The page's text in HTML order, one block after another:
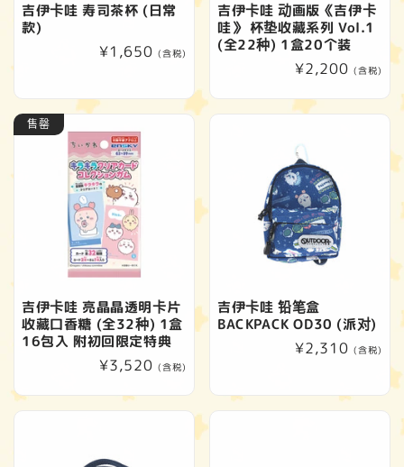
吉伊卡哇 寿司茶杯 (日常
款)
常
价
¥1,650 (含税)
吉伊卡哇 动画版《吉伊卡
哇》 杯垫收藏系列 Vol.1
(全22种) 1盒20个装
常
价
¥2,200 (含税)
售罄
吉伊卡哇 亮晶晶透明卡片
收藏口香糖 (全32种) 1盒
16包入 附初回限定特典
常
¥3,520 (含税)
吉伊卡哇 铅笔盒
BACKPACK OD30 (派对)
常
¥2,310 (含税)